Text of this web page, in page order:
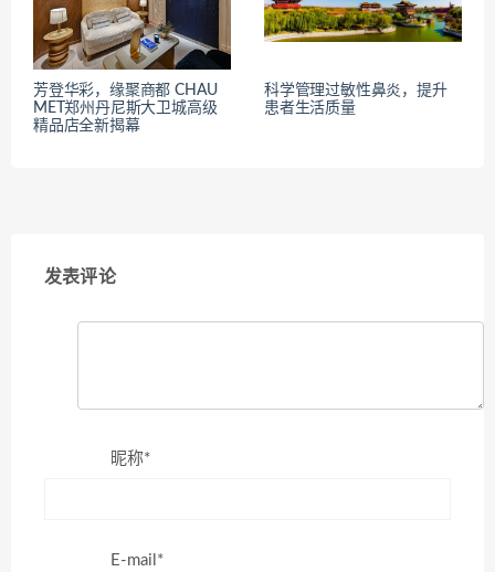
芳登华彩，缘聚商都 CHAU
MET郑州丹尼斯大卫城高级
精品店全新揭幕
科学管理过敏性鼻炎，提升
患者生活质量
发表评论
昵称*
E-mail*